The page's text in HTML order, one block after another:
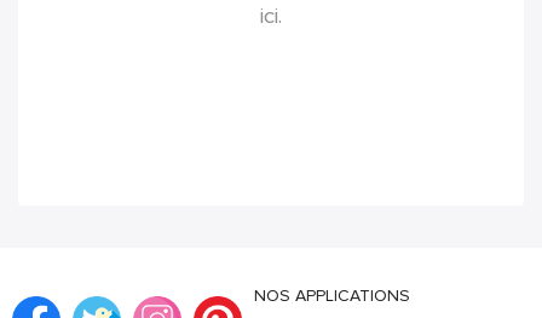
ici.
NOS APPLICATIONS